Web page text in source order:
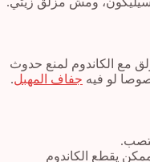
مع الكاندوم لمنع حدوث
لو فيه جفاف المهبل.
يقطع الكاندوم